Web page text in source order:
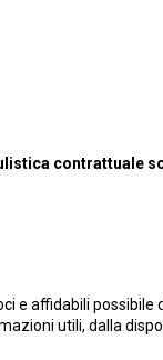
contrattuale
e affidabili possibile
utili, dalla